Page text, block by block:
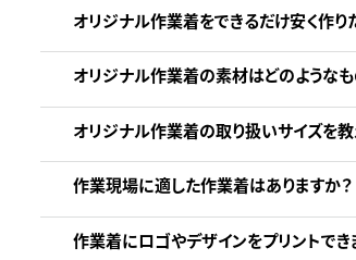
オリジナル作業着をできるだけ安く作
オリジナル作業着の素材はどのような
オリジナル作業着の取り扱いサイズを教
作業現場に適した作業着はありますか？
作業着にロゴやデザインをプリントでき